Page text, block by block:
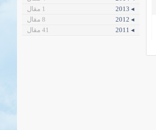
◂ 2013
1 مقال
◂ 2012
8 مقال
◂ 2011
41 مقال